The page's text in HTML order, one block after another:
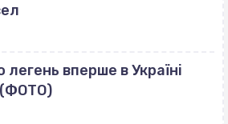
вперше в Україні
(ФОТО)